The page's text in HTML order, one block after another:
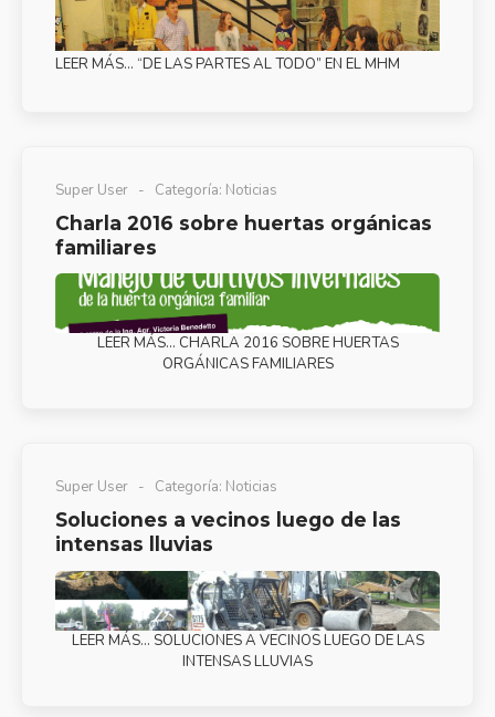
LEER MÁS… “DE LAS PARTES AL TODO” EN EL MHM
Super User Categoría: Noticias
Charla 2016 sobre huertas orgánicas
familiares
LEER MÁS… CHARLA 2016 SOBRE HUERTAS
ORGÁNICAS FAMILIARES
Super User Categoría: Noticias
Soluciones a vecinos luego de las
intensas lluvias
LEER MÁS… SOLUCIONES A VECINOS LUEGO DE LAS
INTENSAS LLUVIAS